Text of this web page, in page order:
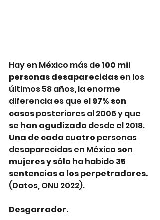
Hay en México más de 100 mil
personas desaparecidas en los
últimos 58 años, la enorme
diferencia es que el 97% son
casos posteriores al 2006 y que
se han agudizado desde el 2018.
Una de cada cuatro personas
desaparecidas en México son
mujeres y sólo ha habido 35
sentencias a los perpetradores.
(Datos, ONU 2022).
Desgarrador.